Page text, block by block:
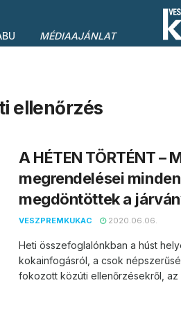
MÉDIAAJÁNLAT
ellenőrzés
A HÉTEN TÖRTÉNT –
megrendelései
megdöntöttek a
VESZPREMKUKAC 2020.06.06.
Heti összefoglalónkban a húst
kokainfogásról, a csok
fokozott közúti ellenőrzésekről, az